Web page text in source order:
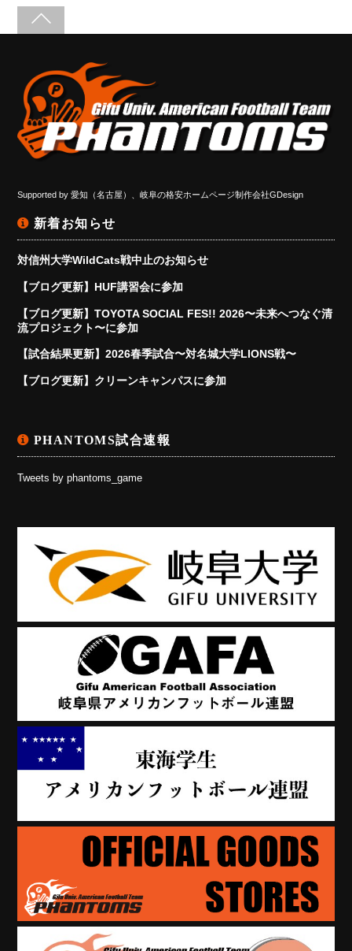
Supported by愛知（名古屋）、岐阜の格安ホームページ制作会社GDesign
新着お知らせ
対信州大学WildCats戦中止のお知らせ
【ブログ更新】HUF講習会に参加
【ブログ更新】TOYOTA SOCIAL FES!! 2026〜未来へつなぐ清
流プロジェクト〜に参加
【試合結果更新】2026春季試合〜対名城大学LIONS戦〜
【ブログ更新】クリーンキャンパスに参加
PHANTOMS試合速報
Tweets by phantoms_game